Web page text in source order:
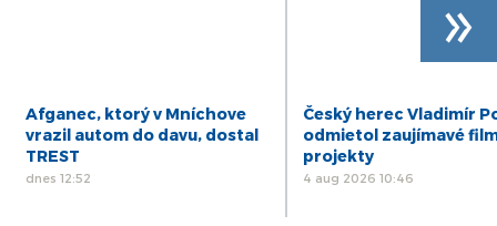
Afganec, ktorý v Mníchove
vrazil autom do davu, dostal
TREST
dnes 12:52
Český herec Vladimír
odmietol zaujímavé
projekty
4 aug 2026 10:46
»